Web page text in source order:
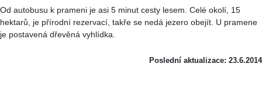
Od autobusu k prameni je asi 5 minut cesty lesem. Celé okolí, 15
hektarů, je přírodní rezervací, takře se nedá jezero obejít. U pramene
je postavená dřevěná vyhlídka.
Poslední aktualizace: 23.6.2014